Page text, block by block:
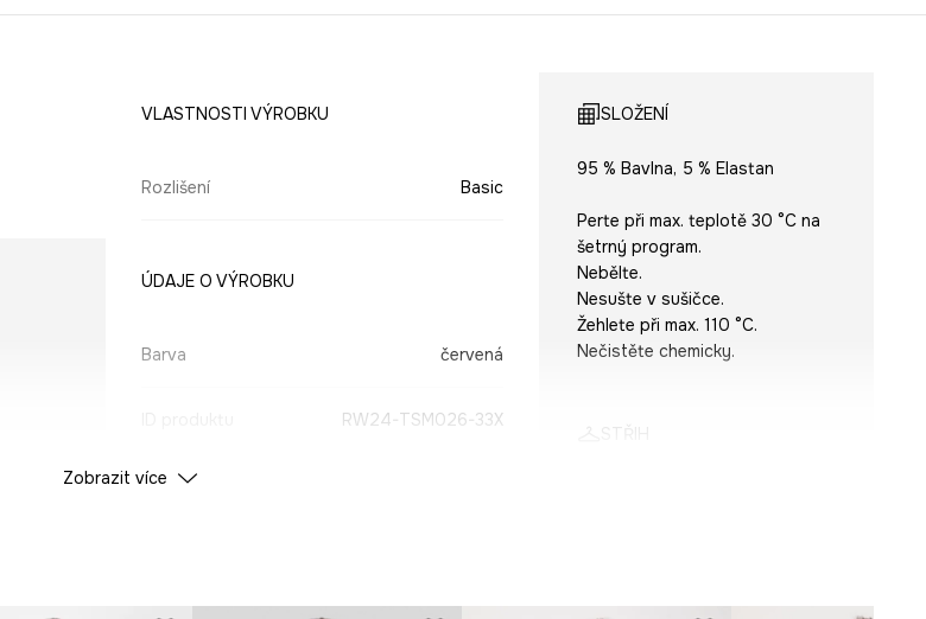
VLASTNOSTI VÝROBKU
Rozlišení Basic
ÚDAJE O VÝROBKU
Barva červená
RW24-TSM026-33X
SLOŽENÍ
95 % Bavlna, 5 % Elastan
Perte při max. teplotě 30 °C na
šetrný program.
Nebělte.
Nesušte v sušičce.
Žehlete při max. 110 °C.
Nečistěte chemicky.
Zobrazit více